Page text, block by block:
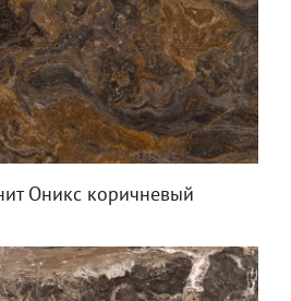
Оникс коричневый